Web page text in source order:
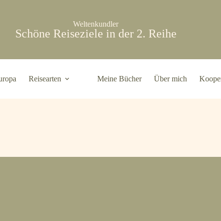
Weltenkundler
Schöne Reiseziele in der 2. Reihe
Reisearten Meine Bücher Über mich